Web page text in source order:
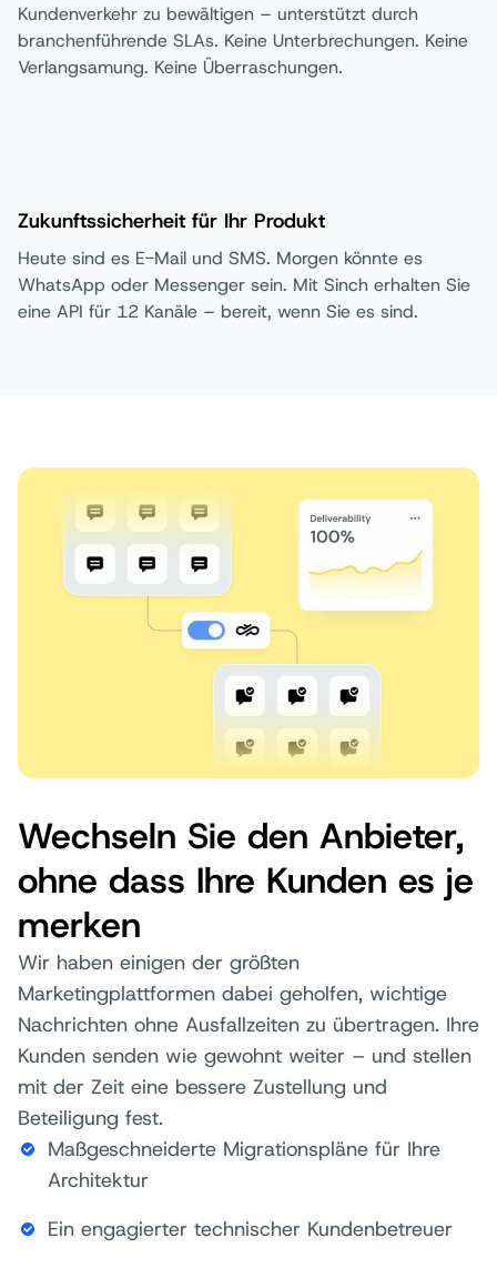
Kundenverkehr zu bewältigen – unterstützt durch
branchenführende SLAs. Keine Unterbrechungen. Keine
Verlangsamung. Keine Überraschungen.
Zukunftssicherheit für Ihr Produkt
Heute sind es E-Mail und SMS. Morgen könnte es
WhatsApp oder Messenger sein. Mit Sinch erhalten Sie
eine API für 12 Kanäle – bereit, wenn Sie es sind.
Wechseln Sie den Anbieter,
ohne dass Ihre Kunden es je
merken
Wir haben einigen der größten
Marketingplattformen dabei geholfen, wichtige
Nachrichten ohne Ausfallzeiten zu übertragen. Ihre
Kunden senden wie gewohnt weiter – und stellen
mit der Zeit eine bessere Zustellung und
Beteiligung fest.
Maßgeschneiderte Migrationspläne für Ihre
Architektur
Ein engagierter technischer Kundenbetreuer